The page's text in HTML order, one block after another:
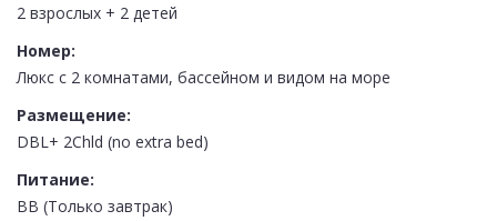
2 взрослых + 2 детей
Номер:
Люкс с 2 комнатами, бассейном и видом на море
Размещение:
DBL+ 2Chld (no extra bed)
Питание:
BB (Только завтрак)